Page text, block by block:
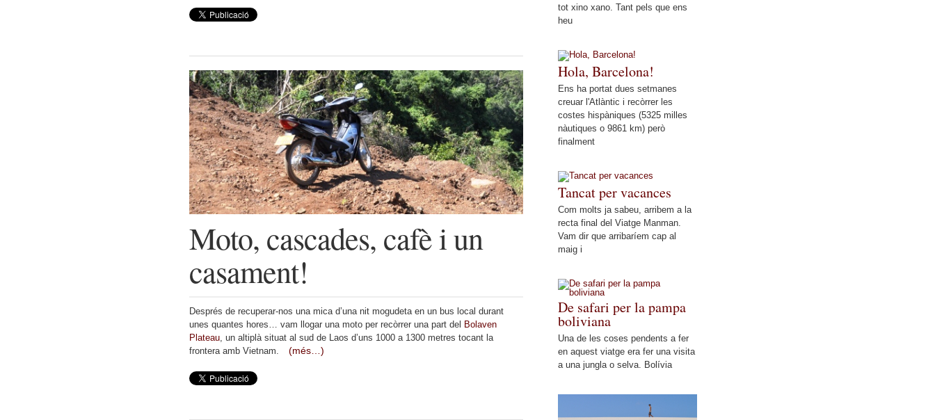
Moto, cascades, cafè i un
casament!
Després de recuperar-nos una mica d’una nit mogudeta en un bus local durant
unes quantes hores… vam llogar una moto per recòrrer una part del Bolaven
Plateau, un altiplà situat al sud de Laos d’uns 1000 a 1300 metres tocant la
frontera amb Vietnam.
(més…)
tot xino xano. Tant pels que ens
heu
Hola, Barcelona!
Ens ha portat dues setmanes
creuar l'Atlàntic i recòrrer les
costes hispàniques (5325 milles
nàutiques o 9861 km) però
finalment
Tancat per vacances
Com molts ja sabeu, arribem a la
recta final del Viatge Manman.
Vam dir que arribaríem cap al
maig i
De safari per la pampa
boliviana
Una de les coses pendents a fer
en aquest viatge era fer una visita
a una jungla o selva. Bolívia